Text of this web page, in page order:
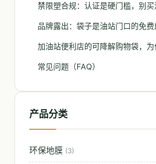
禁限塑合规：认证是硬门槛，别
品牌露出：袋子是油站门口的免费
加油站便利店的可降解购物袋，
常见问题（FAQ）
产品分类
环保地膜 (3)